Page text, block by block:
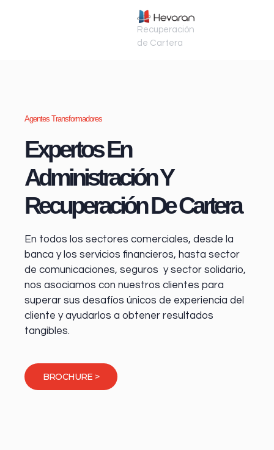
Recuperación
de Cartera
Agentes Transformadores
Expertos En
Administración Y
Recuperación De Cartera
En todos los sectores comerciales, desde la
banca y los servicios financieros, hasta sector
de comunicaciones, seguros y sector solidario,
nos asociamos con nuestros clientes para
superar sus desafíos únicos de experiencia del
cliente y ayudarlos a obtener resultados
tangibles.
BROCHURE >